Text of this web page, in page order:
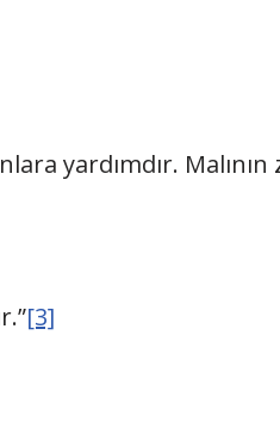
yardımdır. Malının
[3]